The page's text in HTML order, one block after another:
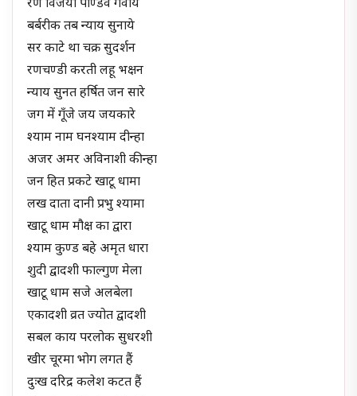
रण विजयी पाण्डव गर्वाये
बर्बरीक तब न्याय सुनाये
सर काटे था चक्र सुदर्शन
रणचण्डी करती लहू भक्षन
न्याय सुनत हर्षित जन सारे
जग में गूँजे जय जयकारे
श्याम नाम घनश्याम दीन्हा
अजर अमर अविनाशी कीन्हा
जन हित प्रकटे खाटू धामा
लख दाता दानी प्रभु श्यामा
खाटू धाम मौक्ष का द्वारा
श्याम कुण्ड बहे अमृत धारा
शुदी द्वादशी फाल्गुण मेला
खाटू धाम सजे अलबेला
एकादशी व्रत ज्योत द्वादशी
सबल काय परलोक सुधरशी
खीर चूरमा भोग लगत हैं
दुःख दरिद्र कलेश कटत हैं